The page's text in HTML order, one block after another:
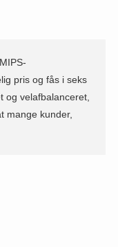
pris og fås i seks
og velafbalanceret,
mange kunder,